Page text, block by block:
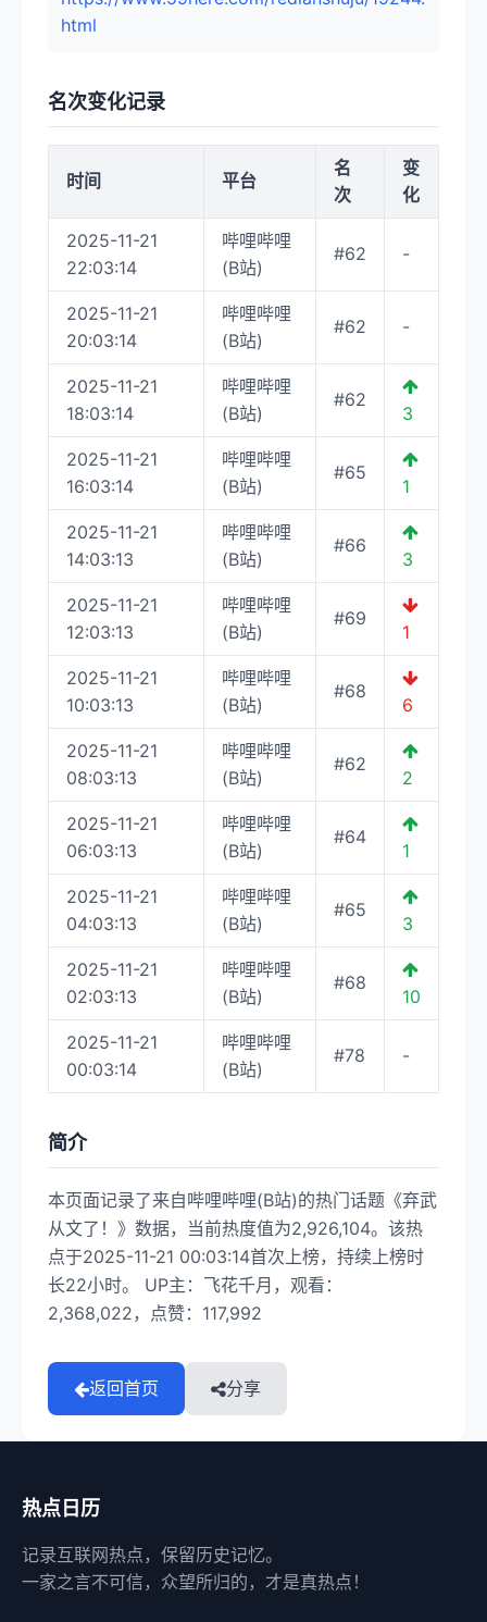
html
名次变化记录
时间 平台
名
次
变
化
2025-11-21
22:03:14
哔哩哔哩
(B站)
#62 -
2025-11-21
20:03:14
哔哩哔哩
(B站)
#62 -
2025-11-21
18:03:14
哔哩哔哩
(B站)
#62
3
2025-11-21
16:03:14
哔哩哔哩
(B站)
#65
1
2025-11-21
14:03:13
哔哩哔哩
(B站)
#66
3
2025-11-21
12:03:13
哔哩哔哩
(B站)
#69
1
2025-11-21
10:03:13
哔哩哔哩
(B站)
#68
6
2025-11-21
08:03:13
哔哩哔哩
(B站)
#62
2
2025-11-21
06:03:13
哔哩哔哩
(B站)
#64
1
2025-11-21
04:03:13
哔哩哔哩
(B站)
#65
3
2025-11-21
02:03:13
哔哩哔哩
(B站)
#68
10
2025-11-21
00:03:14
哔哩哔哩
(B站)
#78 -
简介
本页面记录了来自哔哩哔哩(B站)的热门话题《弃武
从文了！》数据，当前热度值为2,926,104。该热
点于2025-11-21 00:03:14首次上榜，持续上榜时
长22小时。 UP主：飞花千月，观看：
2,368,022，点赞：117,992
返回首页 分享
热点日历
记录互联网热点，保留历史记忆。
一家之言不可信，众望所归的，才是真热点！